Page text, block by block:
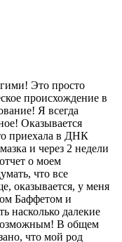
Это просто
происхождение в
Я всегда
Оказывается
приехала в ДНК
и через 2 недели
о моем
что все
оказывается, у меня
Баффетом и
насколько далекие
В общем
что мой род